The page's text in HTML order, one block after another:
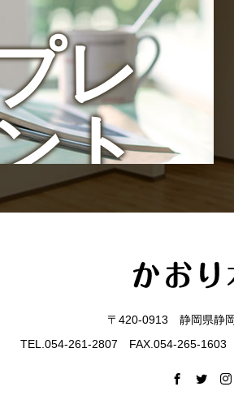
レ
ト
〒420-0913 静岡県静
TEL.054-261-2807 FAX.054-265-